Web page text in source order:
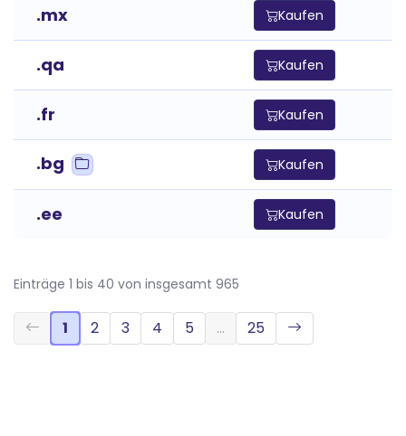
.mx Kaufen
.qa Kaufen
.fr Kaufen
.bg Kaufen
.ee Kaufen
Einträge 1 bis 40 von insgesamt 965
1 2 3 4 5 … 25